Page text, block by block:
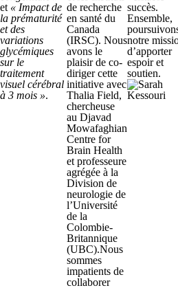
et « Impact de
la prématurité
et des
variations
glycémiques
sur le
traitement
visuel cérébral
à 3 mois ».
de recherche
en santé du
Canada
(IRSC). Nous
avons le
plaisir de co-
diriger cette
initiative avec
Thalia Field,
chercheuse
au Djavad
Mowafaghian
Centre for
Brain Health
et professeure
agrégée à la
Division de
neurologie de
l’Université
de la
Colombie-
Britannique
(UBC).Nous
sommes
impatients de
collaborer
succès.
Ensemble,
notre
d’apporter
espoir et
soutien.